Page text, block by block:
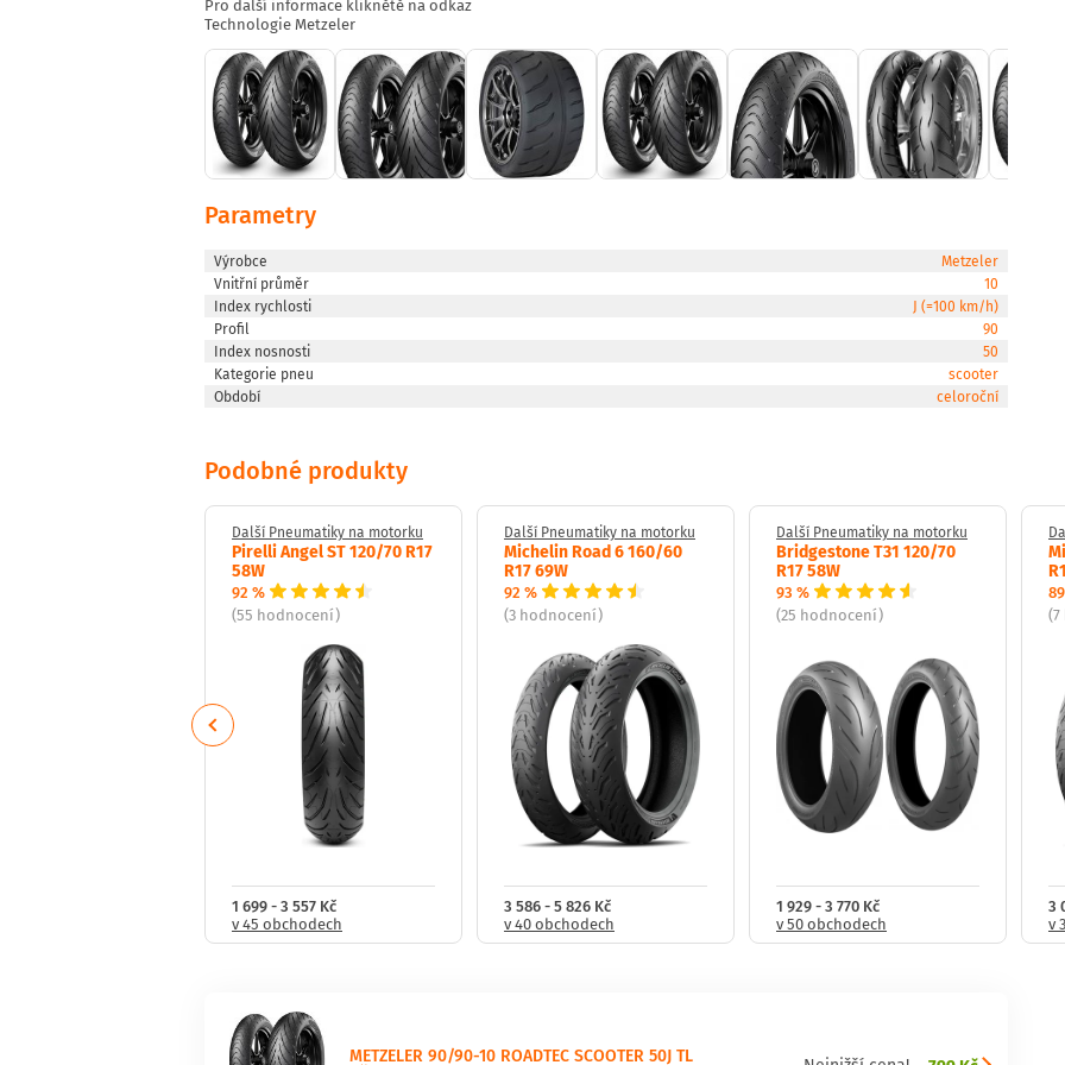
Pro další informace kliknětě na odkaz
Technologie Metzeler
Parametry
Výrobce
Metzeler
Vnitřní průměr
10
Index rychlosti
J (=100 km/h)
Profil
90
Index nosnosti
50
Kategorie pneu
scooter
Období
celoroční
Podobné produkty
Další Pneumatiky na motorku
Pirelli Angel ST 120/70 R17
58W
92 %
(55 hodnocení)
1 699 - 3 557 Kč
v 45 obchodech
Další Pneumatiky na motorku
Michelin Road 6 160/60
R17 69W
92 %
(3 hodnocení)
3 586 - 5 826 Kč
v 40 obchodech
Další Pneumatiky na motorku
Bridgestone T31 120/70
R17 58W
93 %
(25 hodnocení)
1 929 - 3 770 Kč
v 50 obchodech
3
v
Previous
METZELER 90/90-10 ROADTEC SCOOTER 50J TL